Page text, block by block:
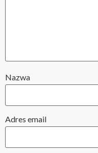
Nazwa
Adres email